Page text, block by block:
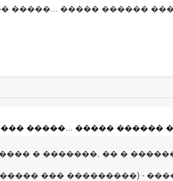
�����... ����� ������
�����... ����� ������
� �������, �� �
��� ���������) -